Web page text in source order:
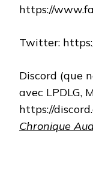
https://
Twitter:
Discord (que
avec LPDLG,
https://
Chronique